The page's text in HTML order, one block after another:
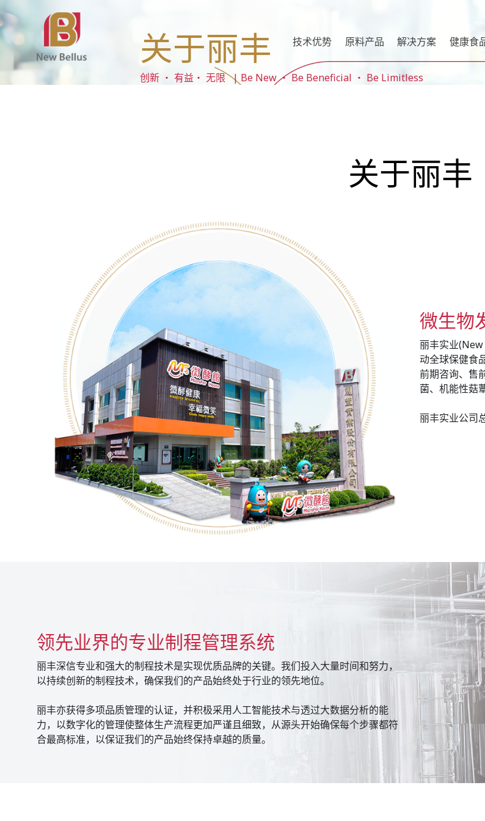
技术优势 原料产品 解决方案 健康食
关于丽丰
创新 ‧ 有益‧ 无限 | Be New ‧ Be Beneficial ‧ Be Limitless
关于丽丰
微生物
丽丰实业
动全球保健食
前期咨询、售
菌、机能性菇
丽丰实业公司
领先业界的专业制程管理系统
丽丰深信专业和强大的制程技术是实现优质品牌的关键。我们投入大量时间和努力，
以持续创新的制程技术，确保我们的产品始终处于行业的领先地位。
丽丰亦获得多项品质管理的认证，并积极采用人工智能技术与透过大数据分析的能
力，以数字化的管理使整体生产流程更加严谨且细致，从源头开始确保每个步骤都符
合最高标准，以保证我们的产品始终保持卓越的质量。